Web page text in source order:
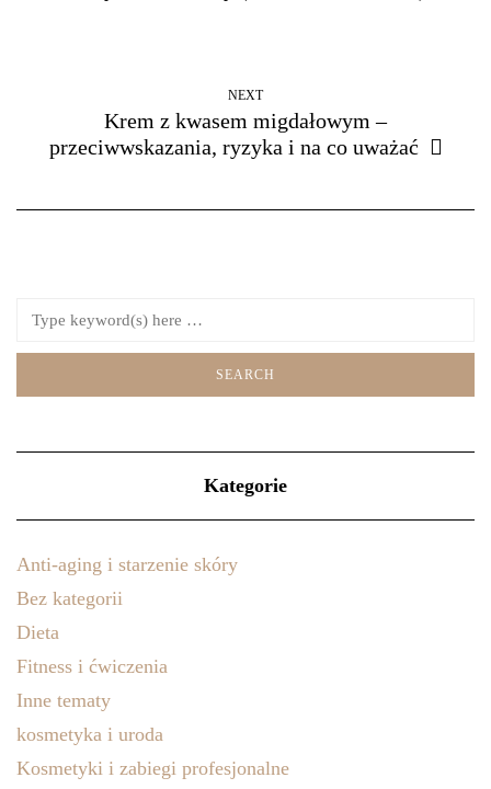
NEXT
Krem z kwasem migdałowym –
przeciwwskazania, ryzyka i na co uważać
Kategorie
Anti-aging i starzenie skóry
Bez kategorii
Dieta
Fitness i ćwiczenia
Inne tematy
kosmetyka i uroda
Kosmetyki i zabiegi profesjonalne